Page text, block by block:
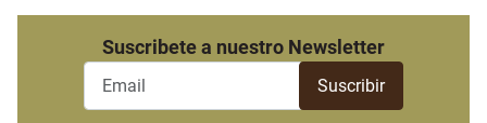
Suscribete a nuestro Newsletter